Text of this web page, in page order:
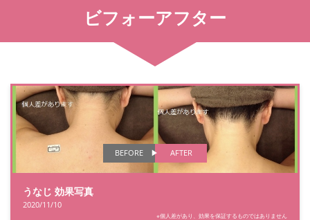
ビフォーアフター
BEFORE AFTER
うなじ 効果写真
2020/11/10
※個人差があり、効果を保証するものではありません